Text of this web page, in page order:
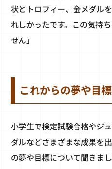
状とトロフィー、金メダル
れしかったです。この気持
せん」
これからの夢や目標
小学生で検定試験合格やジ
ダルなどさまざまな成果を
の夢や目標について聞きまし